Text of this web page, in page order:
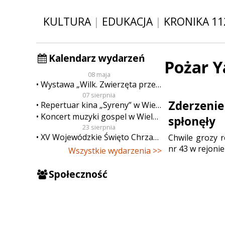
KULTURA| EDUKACJA| KRONIKA
Kalendarz wydarzeń
08 maja
Wystawa „Wilk. Zwierzęta przeklęte”
07 sierpnia
Repertuar kina „Syreny” w Wieluniu w dn. od 7 do 13 sierpnia
Koncert muzyki gospel w Wieluniu
23 sierpnia
XV Wojewódzkie Święto Chrzanu
Wszystkie wydarzenia >>
Społeczność
Pożar
spłonęły
Chwile grozy
nr 43 w